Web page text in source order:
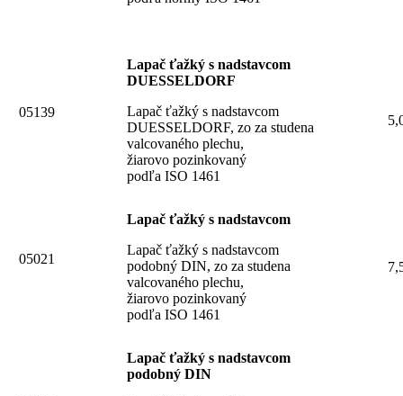
05139
Lapač ťažký s nadstavcom
DUESSELDORF
Lapač ťažký s nadstavcom
DUESSELDORF, zo za studena
valcovaného plechu,
žiarovo pozinkovaný
podľa ISO 1461
05021
Lapač ťažký s nadstavcom
Lapač ťažký s nadstavcom
podobný DIN, zo za studena
valcovaného plechu,
žiarovo pozinkovaný
podľa ISO 1461
Lapač ťažký s nadstavcom
podobný DIN